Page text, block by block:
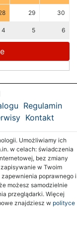
29 30
4 5 6
Regulamin
Kontakt
Umożliwiamy ich
w celach: świadczenia
bez zmiany
w Twoim
poprawnego i
możesz samodzielnie
przeglądarki. Więcej
znajdziesz w polityce